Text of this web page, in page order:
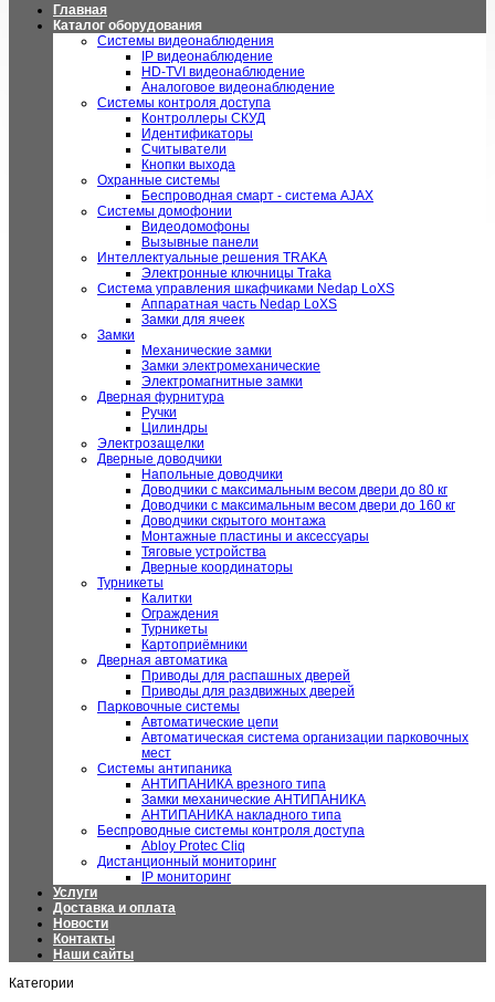
Главная
Каталог оборудования
Системы видеонаблюдения
IP видеонаблюдение
HD-TVI видеонаблюдение
Аналоговое видеонаблюдение
Системы контроля доступа
Контроллеры СКУД
Идентификаторы
Считыватели
Кнопки выхода
Охранные системы
Беспроводная смарт - система AJAX
Системы домофонии
Видеодомофоны
Вызывные панели
Интеллектуальные решения TRAKA
Электронные ключницы Traka
Система управления шкафчиками Nedap LoXS
Аппаратная часть Nedap LoXS
Замки для ячеек
Замки
Механические замки
Замки электромеханические
Электромагнитные замки
Дверная фурнитура
Ручки
Цилиндры
Электрозащелки
Дверные доводчики
Напольные доводчики
Доводчики с максимальным весом двери до 80 кг
Доводчики с максимальным весом двери до 160 кг
Доводчики скрытого монтажа
Монтажные пластины и аксессуары
Тяговые устройства
Дверные координаторы
Турникеты
Калитки
Ограждения
Турникеты
Картоприёмники
Дверная автоматика
Приводы для распашных дверей
Приводы для раздвижных дверей
Парковочные системы
Автоматические цепи
Автоматическая система организации парковочных
мест
Системы антипаника
АНТИПАНИКА врезного типа
Замки механические АНТИПАНИКА
АНТИПАНИКА накладного типа
Беспроводные системы контроля доступа
Abloy Protec Cliq
Дистанционный мониторинг
IP мониторинг
Услуги
Доставка и оплата
Новости
Контакты
Наши сайты
Категории